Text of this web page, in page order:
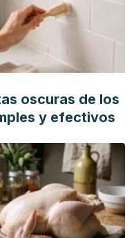
oscuras de los
y efectivos